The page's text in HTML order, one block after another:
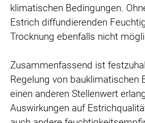
klimatischen Bedingungen.
Estrich diffundierenden
Trocknung ebenfalls nicht
Zusammenfassend ist
Regelung von bauklimatischen
einen anderen Stellenwert
Auswirkungen auf